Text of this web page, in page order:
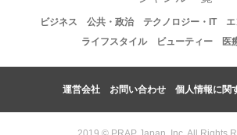
ビジネス 公共・政治 テクノロジー・IT
ライフスタイル
ビューティー 医
運営会社 お問い合わせ 個人情報に関